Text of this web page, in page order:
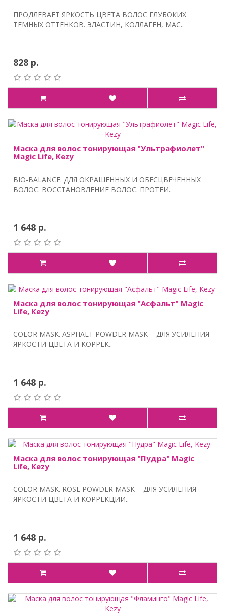
ПРОДЛЕВАЕТ ЯРКОСТЬ ЦВЕТА ВОЛОС ГЛУБОКИХ
ТЕМНЫХ ОТТЕНКОВ. ЭЛАСТИН, КОЛЛАГЕН, МАС..
828 р.
Маска для волос тонирующая "Ультрафиолет"
Magic Life, Kezy
BIO-BALANCE. ДЛЯ ОКРАШЕННЫХ И ОБЕСЦВЕЧЕННЫХ
ВОЛОС. ВОССТАНОВЛЕНИЕ ВОЛОС. ПРОТЕИ..
1 648 р.
Маска для волос тонирующая "Асфальт" Magic
Life, Kezy
COLOR MASK. ASPHALT POWDER MASK - ДЛЯ УСИЛЕНИЯ
ЯРКОСТИ ЦВЕТА И КОРРЕК..
1 648 р.
Маска для волос тонирующая "Пудра" Magic
Life, Kezy
COLOR MASK. ROSE POWDER MASK - ДЛЯ УСИЛЕНИЯ
ЯРКОСТИ ЦВЕТА И КОРРЕКЦИИ..
1 648 р.